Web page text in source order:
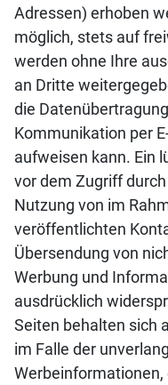
Adressen) erhoben
möglich, stets auf
werden ohne Ihre
an Dritte
die
Kommunikation per
aufweisen kann. Ein
vor dem Zugriff
Nutzung von im
veröffentlichten
Übersendung von
Werbung und
ausdrücklich
Seiten behalten sich
im Falle der